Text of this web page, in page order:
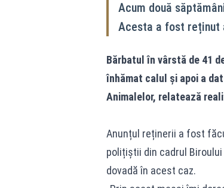
Acum două
Acesta a fost reținut
Bărbatul în vârstă de 41
înhămat calul și apoi a
Animalelor, relatează
Anunțul reținerii a fost
polițiștii din cadrul
dovadă în acest caz.